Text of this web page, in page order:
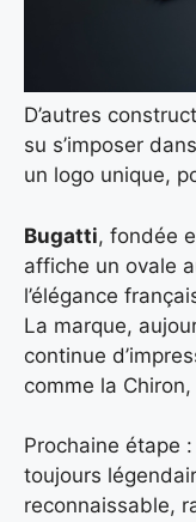
D’autres
su s’imposer
un logo unique,
Bugatti, fondée
affiche un ovale
l’élégance
La marque,
continue
comme la
Prochaine étape
toujours
reconnaissable,